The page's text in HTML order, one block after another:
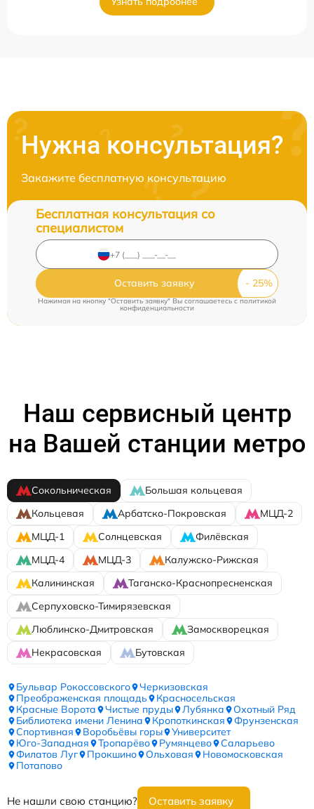
Нужна консультация?
Закажите бесплатную консультацию
Бесплатная консультация со
специалистом
Оставить заявку
Нажимая на кнопку "Оставить заявку" Вы соглашаетесь c политикой
конфиденциальности
Наш сервисный центр
на Вашей станции метро
Сокольническая
Большая кольцевая
Кольцевая
Арбатско-Покровская
МЦД-2
МЦД-1
Солнцевская
Филёвская
МЦД-4
МЦД-3
Калужско-Рижская
Калининская
Таганско-Краснопресненская
Серпуховско-Тимирязевская
Люблинско-Дмитровская
Замоскворецкая
Некрасовская
Бутовская
Бульвар Рокоссовского
Черкизовская
Преображенская площадь
Красносельская
Красные Ворота
Чистые пруды Лубянка
Охотный Ряд
Библиотека имени Ленина
Кропоткинская
Фрунзенская
Спортивная
Воробьёвы горы
Университет
Юго-Западная
Тропарёво Румянцево
Саларьево
Филатов Луг
Прокшино Ольховая
Новомосковская
Потапово
Не нашли свою станцию? Оставить заявку